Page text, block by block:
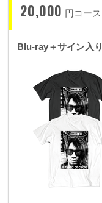
20,000 円コース
Blu-ray＋サイン入